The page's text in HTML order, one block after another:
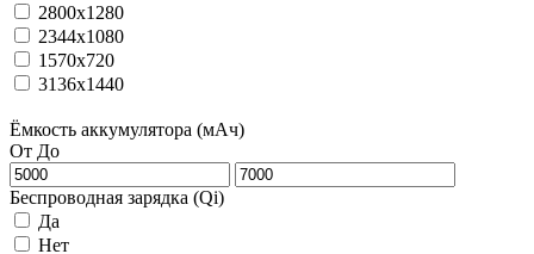
2800x1280
2344x1080
1570x720
3136x1440
Ёмкость аккумулятора (мАч)
От До
Беспроводная зарядка (Qi)
Да
Нет